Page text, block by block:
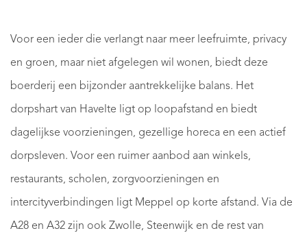
Voor een ieder die verlangt naar meer leefruimte, privacy
en groen, maar niet afgelegen wil wonen, biedt deze
boerderij een bijzonder aantrekkelijke balans. Het
dorpshart van Havelte ligt op loopafstand en biedt
dagelijkse voorzieningen, gezellige horeca en een actief
dorpsleven. Voor een ruimer aanbod aan winkels,
restaurants, scholen, zorgvoorzieningen en
intercityverbindingen ligt Meppel op korte afstand. Via de
A28 en A32 zijn ook Zwolle, Steenwijk en de rest van